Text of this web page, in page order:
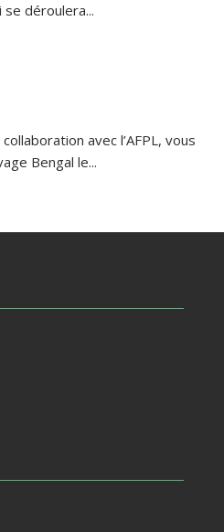
déroulera...
avec l’AFPL, vous
Bengal le...